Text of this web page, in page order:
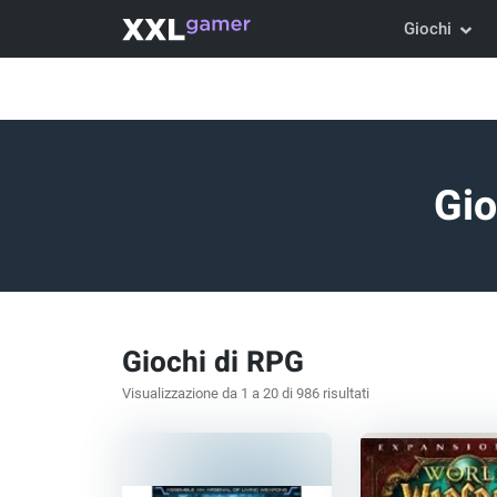
Giochi
Giochi di RPG
Visualizzazione da 1 a 20 di 986 risultati